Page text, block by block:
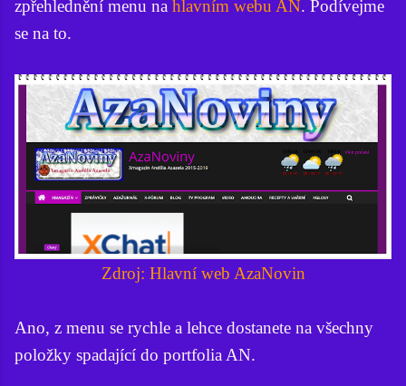
zpřehlednění menu na hlavním webu AN. Podívejme
se na to.
Zdroj: Hlavní web AzaNovin
Ano, z menu se rychle a lehce dostanete na všechny
položky spadající do portfolia AN.